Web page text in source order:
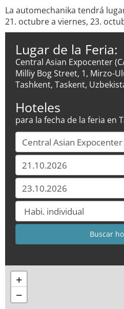
La automechanika tendrá
21. octubre a viernes, 23.
Lugar de la Feria:
Central Asian Expocenter
Milliy Bog Street, 1, Mirzo-
Tashkent, Taskent,
Hoteles
para la fecha de la feria en
+
−